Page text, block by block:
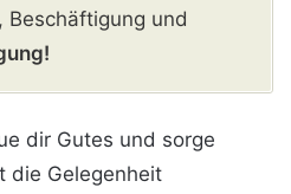
Beschäftigung und
dir Gutes und sorge
die Gelegenheit